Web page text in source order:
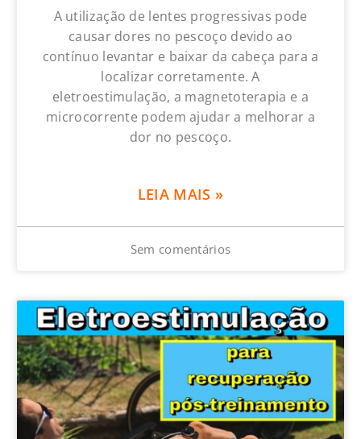
A utilização de lentes progressivas pode
causar dores no pescoço devido ao
contínuo levantar e baixar da cabeça para a
localizar corretamente. A
eletroestimulação, a magnetoterapia e a
microcorrente podem ajudar a melhorar a
dor no pescoço.
LEIA MAIS »
Sem comentários